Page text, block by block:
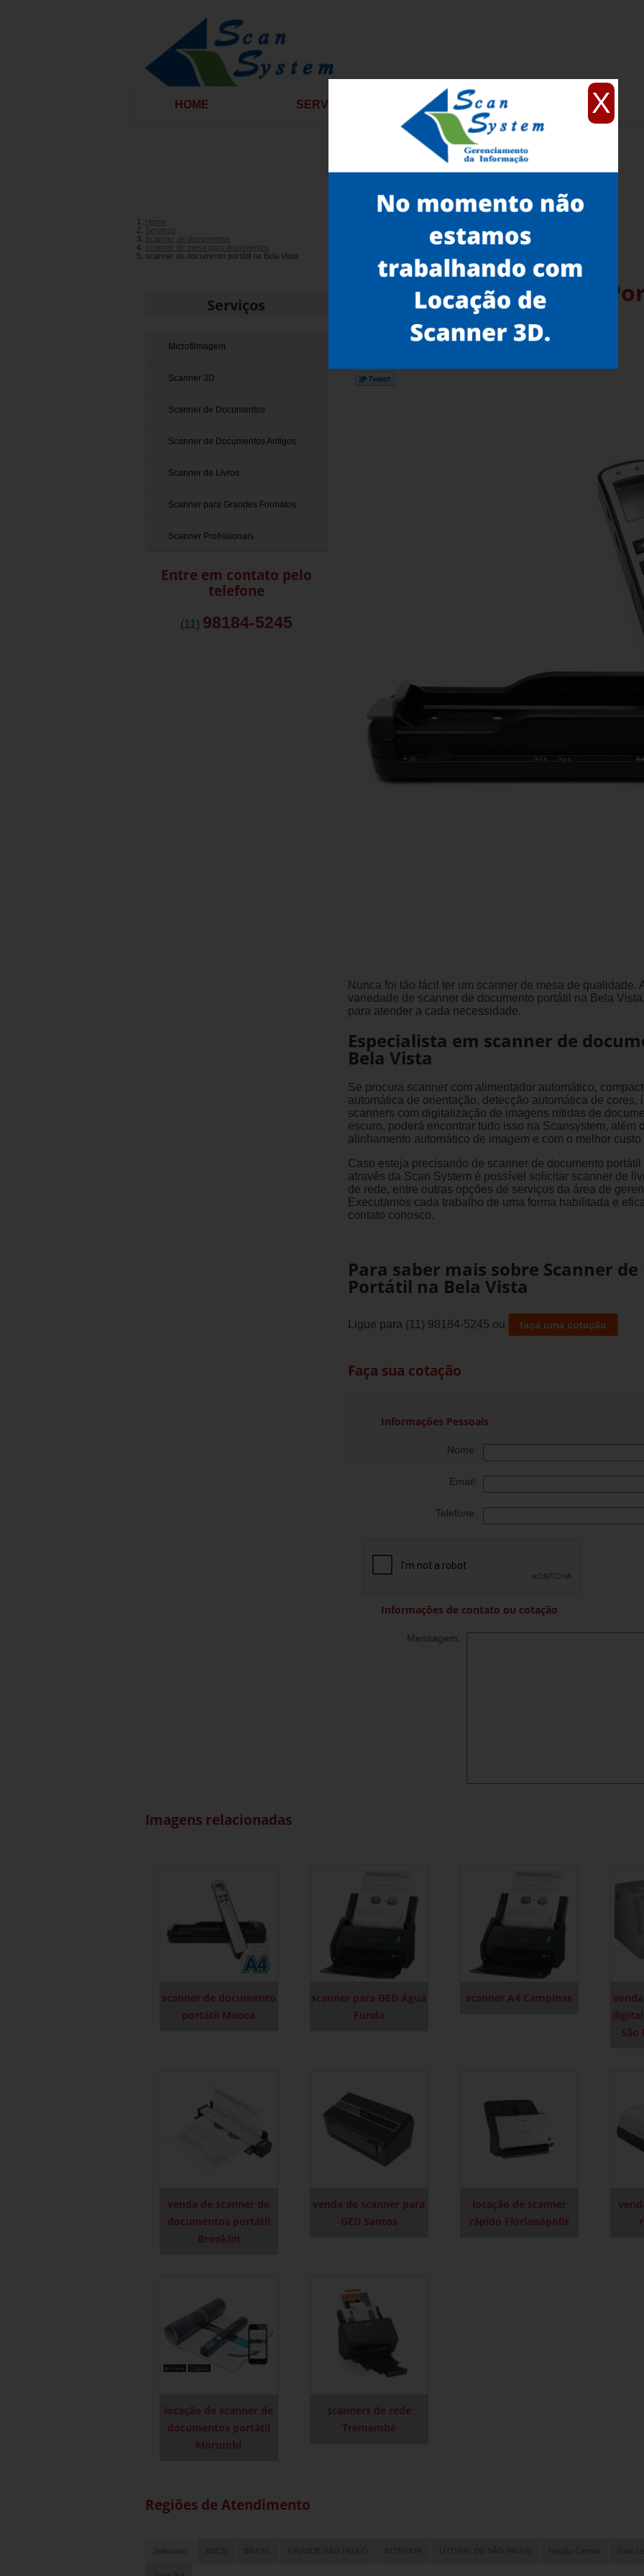
X
HOME SERVIÇOS CONTATO
Home
Serviços
Scanner de documentos
scanner de mesa para documentos
scanner de documento portátil na Bela Vista
Serviços
Microfilmagem
Scanner 3D
Scanner de Documentos
Scanner de Documentos Antigos
Scanner de Livros
Scanner para Grandes Formatos
Scanner Profissionais
Entre em contato pelo
telefone
(11) 98184-5245
Scanner de Documento
Nunca foi tão fácil ter um scanner de mesa de qualidade.
variedade de scanner de documento portátil na Bela
para atender a cada necessidade.
Especialista em scanner de
Bela Vista
Se procura scanner com alimentador automático,
automática de orientação, detecção automática de cores,
scanners com digitalização de imagens nítidas de
escuro, poderá encontrar tudo isso na Scansystem, além
alinhamento automático de imagem e com o melhor custo
Caso esteja precisando de scanner de documento
através da Scan System é possível solicitar scanner de
de rede, entre outras opções de serviços da área de
Executamos cada trabalho de uma forma habilitada e
contato conosco.
Para saber mais sobre Scanner
Portátil na Bela Vista
Ligue para (11) 98184-5245 ou faça uma cotação
Faça sua cotação
Informações Pessoais
Nome:
Email:
Telefone:
Informações de contato ou cotação
Mensagem:
Imagens relacionadas
scanner de documento
portátil Mooca
scanner para GED Água
Funda
scanner A4 Campinas
São
venda de scanner de
documentos portátil
Brooklin
venda de scanner para
GED Santos
locação de scanner
rápido Florianópolis
locação de scanner de
documentos portátil
Morumbi
scanners de rede
Tremembé
Regiões de Atendimento
Selecione: Zona